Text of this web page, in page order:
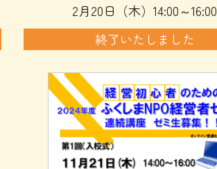
2月20日（木）14:00～16:00
終了いたしました